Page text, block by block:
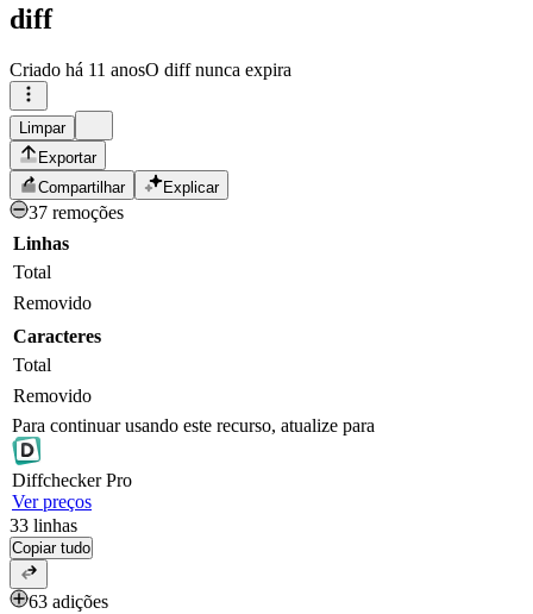
diff
Criado há 11 anosO diff nunca expira
Limpar
Exportar
Compartilhar
Explicar
37 remoções
Linhas
Total
Removido
Caracteres
Total
Removido
Para continuar usando este recurso, atualize para
DiffcheckerPro
Ver preços
33 linhas
Copiar tudo
63 adições